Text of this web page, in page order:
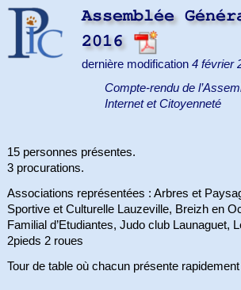
Assemblée
2016
dernière modification 4 février
Compte-rendu de
Internet et Citoyenneté
15 personnes présentes.
3 procurations.
Associations représentées : Arbres et
Sportive et Culturelle Lauzeville, Breizh en
Familial d’Etudiantes, Judo club Launaguet,
2pieds 2 roues
Tour de table où chacun présente rapidement